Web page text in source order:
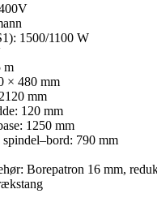
1500/1100 W
m
× 480 mm
mm
120 mm
1250 mm
790 mm
Borepatron 16 mm,